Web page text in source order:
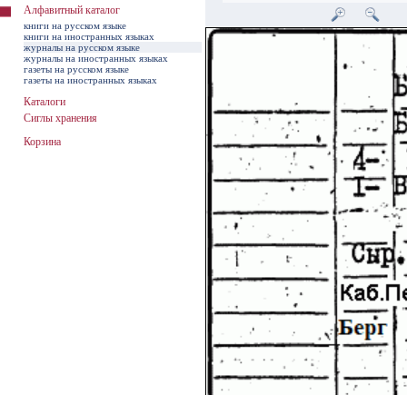
Алфавитный каталог
книги на русском языке
книги на иностранных языках
журналы на русском языке
журналы на иностранных языках
газеты на русском языке
газеты на иностранных языках
Каталоги
Сиглы хранения
Корзина